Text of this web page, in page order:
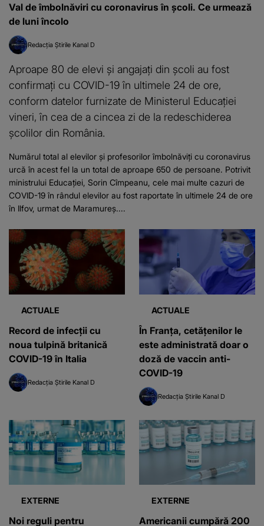
Val de îmbolnăviri cu coronavirus în școli. Ce urmează
de luni încolo
Redacția Știrile Kanal D
Aproape 80 de elevi și angajați din școli au fost
confirmați cu COVID-19 în ultimele 24 de ore,
conform datelor furnizate de Ministerul Educației
vineri, în cea de a cincea zi de la redeschiderea
școlilor din România.
Numărul total al elevilor și profesorilor îmbolnăviți cu coronavirus
urcă în acest fel la un total de aproape 650 de persoane. Potrivit
ministrului Educației, Sorin Cîmpeanu, cele mai multe cazuri de
COVID-19 în rândul elevilor au fost raportate în ultimele 24 de ore
în Ilfov, urmat de Maramureș....
ACTUALE
Record de infecții cu
noua tulpină britanică
COVID-19 în Italia
Redacția Știrile Kanal D
ACTUALE
În Franța, cetățenilor le
este administrată doar o
doză de vaccin anti-
COVID-19
Redacția Știrile Kanal D
EXTERNE
Noi reguli pentru
EXTERNE
Americanii cumpără 200